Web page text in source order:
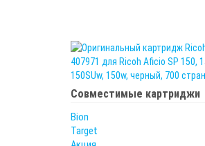
Совместимые картриджи
Bion
Target